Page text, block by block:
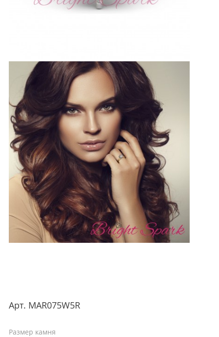
Арт. MAR075W5R
Размер камня